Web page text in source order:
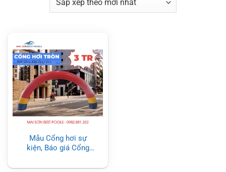
Mẫu Cổng hơi sự
kiện, Báo giá Cổng
nhất)